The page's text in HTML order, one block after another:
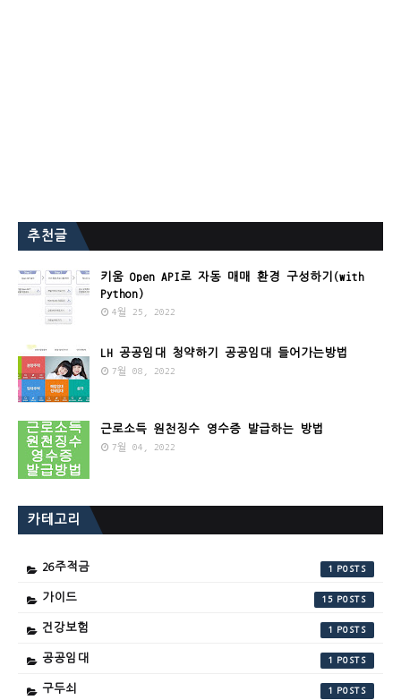
추천글
키움 Open API로 자동 매매 환경 구성하기(with
Python)
4월 25, 2022
LH 공공임대 청약하기 공공임대 들어가는방법
7월 08, 2022
근로소득 원천징수 영수증 발급하는 방법
7월 04, 2022
카테고리
26주적금 1
가이드 15
건강보험 1
공공임대 1
구두쇠 1